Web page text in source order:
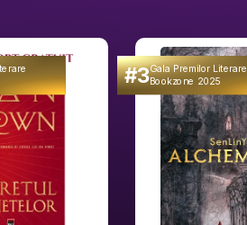
#3Gala Premilor Literare
Bookzone 2025